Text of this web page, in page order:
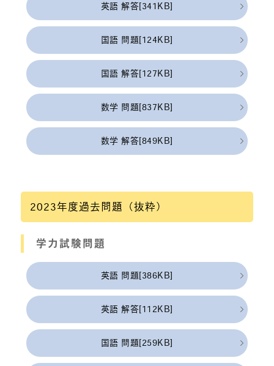
英語 解答[341KB]
国語 問題[124KB]
国語 解答[127KB]
数学 問題[837KB]
数学 解答[849KB]
2023年度過去問題（抜粋）
学力試験問題
英語 問題[386KB]
英語 解答[112KB]
国語 問題[259KB]